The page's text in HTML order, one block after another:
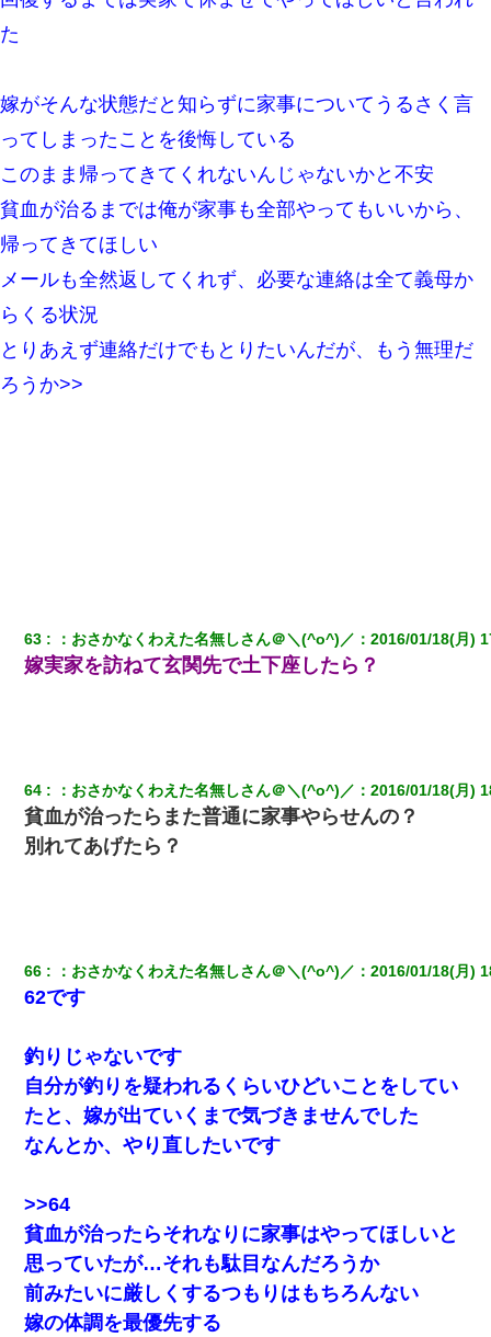
同じマンションに住んでる女性が鍵をわかりやすいところに隠し
ている事に気づいた俺「忍びこんでみよう！」→ 結果
とっさに女児を捕まえたら変質者扱いされた。母親「あっち行っ
てよ！気持ち悪い！（ｼｯｼｯ」→ 後日、俺を見つけた母親がすっ飛
んできて・・・
【衝撃】職場に入って来た綺麗な新人さんに職場を案内すること
に → 新人「ドンッ！」私「！？」→ 突然、突き飛ばされて左手
の甲を踏みつけられて…
【復讐】義兄嫁「生活費、足りない分を貸してほしい」私「貸す
わけないでしょｗｗｗｗ」→ 理由を話したら泣き出して・・私
（あまりにも希望通り）
旦那の元カノをSNSで探して写真を保存して顔面評価スレで写真
を晒してた。ほとんどがブスという評価の中で二人ほど意外に好
評価で苦々しく思った
元夫の連れ子「俺の結婚式の時くらい、母親としての責任を果た
彼女との行為を録画した結果→衝撃の事実が判明したｗｗｗｗｗ
ｗ
転職先が決まったので退職の意思を伝えたら。上司「無責任」
「簡単には辞めさせない」私（どうせ辞めるし…）→ 思いっきり
【悲報】嫁がワイのこと嫌いっぽいから単身赴任した結果
嘘をついてフリン旅行へ出かけた嫁→翌日、嫁「ただいま～」旦
那「娘がシんだよ。何度も連絡したのに…」嫁「えっ」→なん
と・・・
た
嫁がそんな状態だと知らずに家事についてうるさく言
ってしまったことを後悔している
このまま帰ってきてくれないんじゃないかと不安
貧血が治るまでは俺が家事も全部やってもいいから、
帰ってきてほしい
メールも全然返してくれず、必要な連絡は全て義母か
らくる状況
とりあえず連絡だけでもとりたいんだが、もう無理だ
ろうか>>
63 ： おさかなくわえた名無しさん＠＼(^o^)／ ：2016/01/18(月)
嫁実家を訪ねて玄関先で土下座したら？
64 ： おさかなくわえた名無しさん＠＼(^o^)／ ：2016/01/18(月)
貧血が治ったらまた普通に家事やらせんの？
別れてあげたら？
66 ： おさかなくわえた名無しさん＠＼(^o^)／ ：2016/01/18(月)
62です
釣りじゃないです
自分が釣りを疑われるくらいひどいことをしてい
たと、嫁が出ていくまで気づきませんでした
なんとか、やり直したいです
>>64
貧血が治ったらそれなりに家事はやってほしいと
思っていたが…それも駄目なんだろうか
前みたいに厳しくするつもりはもちろんない
嫁の体調を最優先する